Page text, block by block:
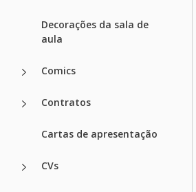
Decorações da sala de
aula
Comics
Contratos
Cartas de apresentação
CVs